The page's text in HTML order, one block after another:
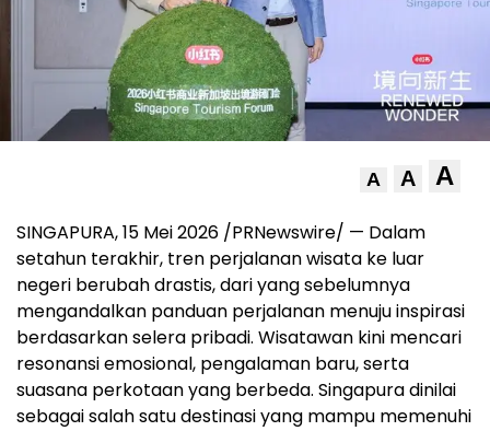
A A A
SINGAPURA, 15 Mei 2026 /PRNewswire/ — Dalam
setahun terakhir, tren perjalanan wisata ke luar
negeri berubah drastis, dari yang sebelumnya
mengandalkan panduan perjalanan menuju inspirasi
berdasarkan selera pribadi. Wisatawan kini mencari
resonansi emosional, pengalaman baru, serta
suasana perkotaan yang berbeda. Singapura dinilai
sebagai salah satu destinasi yang mampu memenuhi